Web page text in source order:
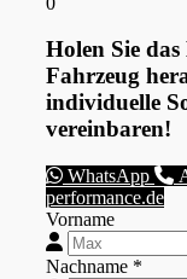
Holen Sie
Fahrzeug
individuelle
vereinbaren!
WhatsApp
performance.de
Vorname
Nachname *